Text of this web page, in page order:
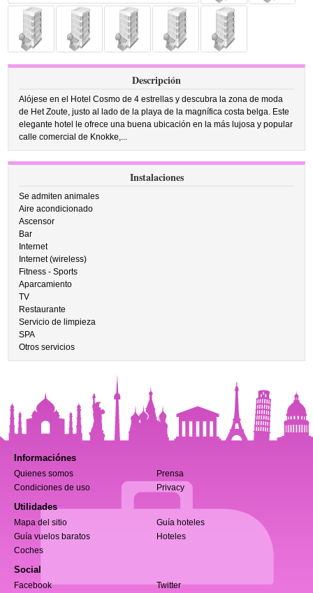
Descripción
Alójese en el Hotel Cosmo de 4 estrellas y descubra la zona de moda
de Het Zoute, justo al lado de la playa de la magnífica costa belga. Este
elegante hotel le ofrece una buena ubicación en la más lujosa y popular
calle comercial de Knokke,...
Instalaciones
Se admiten animales
Aire acondicionado
Ascensor
Bar
Internet
Internet (wireless)
Fitness - Sports
Aparcamiento
TV
Restaurante
Servicio de limpieza
SPA
Otros servicios
Informaciónes
Quienes somos
Prensa
Condiciones de uso
Privacy
Utilidades
Mapa del sitio
Guía hoteles
Guía vuelos baratos
Hoteles
Coches
Social
Facebook Twitter